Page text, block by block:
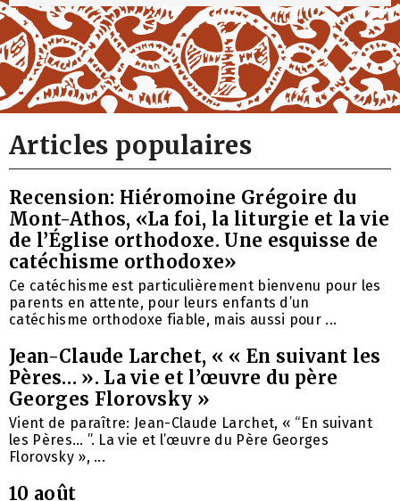
Articles populaires
Recension: Hiéromoine Grégoire du
Mont-Athos, «La foi, la liturgie et la vie
de l’Église orthodoxe. Une esquisse de
catéchisme orthodoxe»
Ce catéchisme est particulièrement bienvenu pour les
parents en attente, pour leurs enfants d’un
catéchisme orthodoxe fiable, mais aussi pour ...
Jean-Claude Larchet, « « En suivant les
Pères… ». La vie et l’œuvre du père
Georges Florovsky »
Vient de paraître: Jean-Claude Larchet, « “En suivant
les Pères… ”. La vie et l’œuvre du Père Georges
Florovsky », ...
10 août